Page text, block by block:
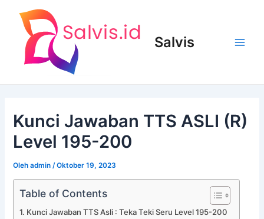
konten
Salvis
Kunci Jawaban TTS ASLI (R)
Level 195-200
Olehadmin/Oktober 19, 2023
Table of Contents
Kunci Jawaban TTS Asli : Teka Teki Seru Level 195-200